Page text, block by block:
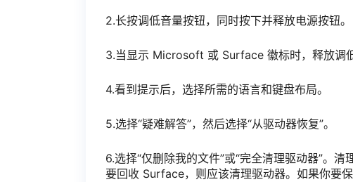
2.长按调低音量按钮，同时按下并释放电源按钮。
3.当显示 Microsoft 或 Surface 徽标时，释放调
4.看到提示后，选择所需的语言和键盘布局。
5.选择“疑难解答”，然后选择“从驱动器恢复”。
6.选择“仅删除我的文件”或“完全清理驱动器”。
要回收 Surface，则应该清理驱动器。如果你要